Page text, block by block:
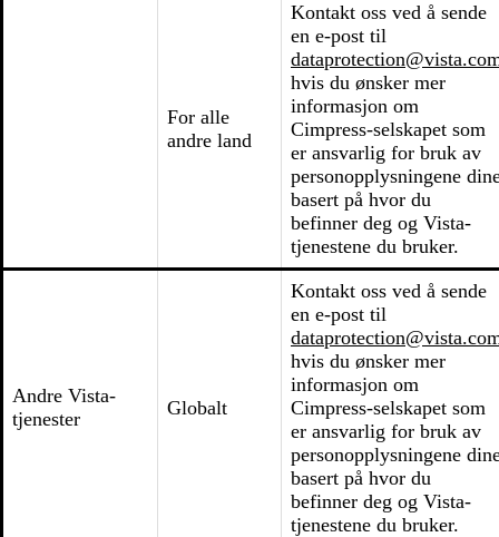
For alle
andre land
Kontakt oss ved å sende
en e-post til
hvis du ønsker mer
informasjon om
Cimpress-selskapet som
er ansvarlig for bruk av
personopplysningene
basert på hvor du
befinner deg og Vista-
tjenestene du bruker.
Andre Vista-
tjenester
Globalt
Kontakt oss ved å sende
en e-post til
hvis du ønsker mer
informasjon om
Cimpress-selskapet som
er ansvarlig for bruk av
personopplysningene
basert på hvor du
befinner deg og Vista-
tjenestene du bruker.